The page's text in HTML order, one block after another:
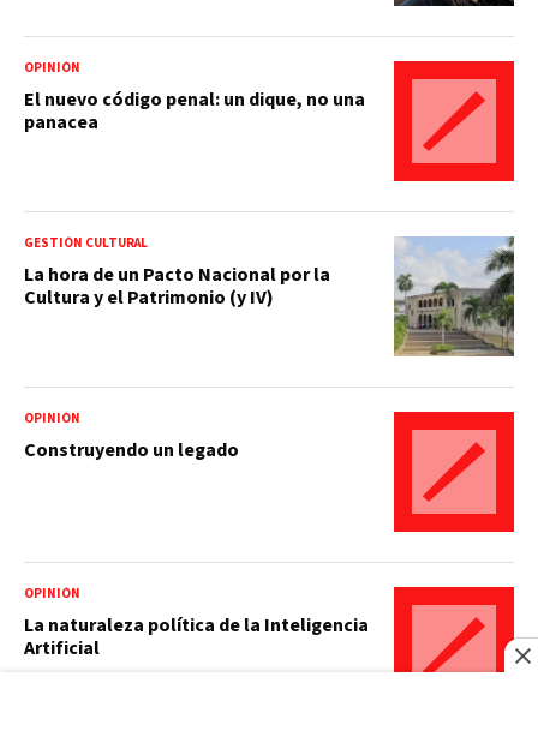
OPINIÓN
El nuevo código penal: un dique, no una
panacea
GESTIÓN CULTURAL
La hora de un Pacto Nacional por la
Cultura y el Patrimonio (y IV)
OPINIÓN
Construyendo un legado
OPINIÓN
La naturaleza política de la Inteligencia
Artificial